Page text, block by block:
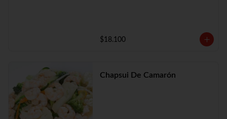
$18.100
Chapsui De Camarón